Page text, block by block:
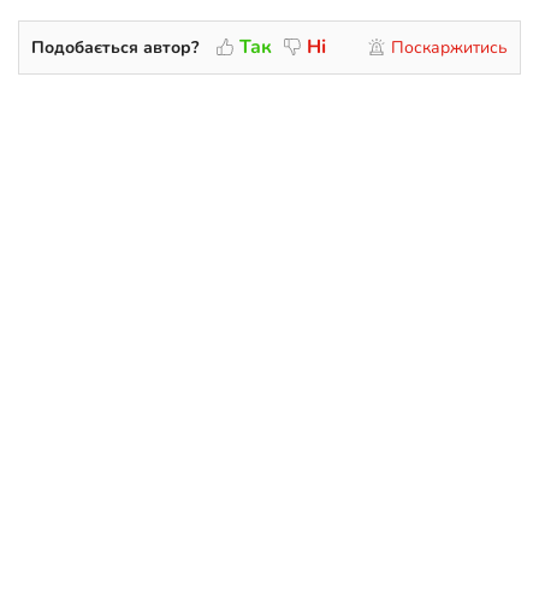
Подобається автор? Так Ні Поскаржитись